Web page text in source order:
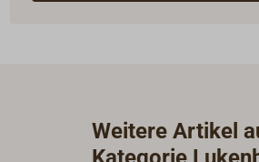
Weitere Artikel